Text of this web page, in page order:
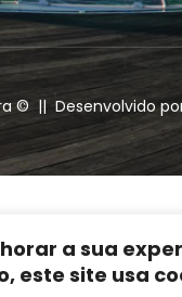
a sua
este site usa
© || Desenvolvido